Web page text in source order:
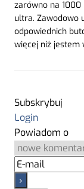
zarówno na
ultra. Zawodowo
odpowiednich
więcej niż jestem
Subskrybuj
Login
Powiadom o